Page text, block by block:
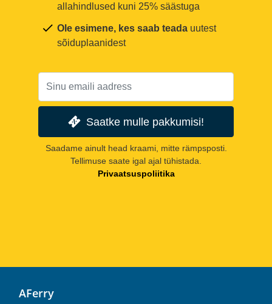
allahindlused kuni 25% säästuga
Ole esimene, kes saab teada uutest
sõiduplaanidest
Saatke mulle pakkumisi!
Saadame ainult head kraami, mitte rämpsposti.
Tellimuse saate igal ajal tühistada.
Privaatsuspoliitika
AFerry